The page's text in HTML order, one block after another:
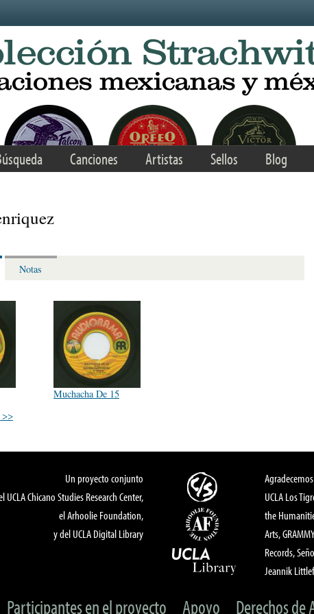
Canciones Artistas Sellos Blog
Notas
Muchacha De 15
>>
Un proyecto conjunto
UCLA Chicano Studies Research Center,
el Arhoolie Foundation,
y del UCLA Digital Library
UCLA Los
the
Arts,
Records,
Jeannik
Participantes en el proyecto Apoyo Derechos de